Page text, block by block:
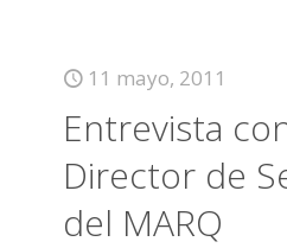
11 mayo, 2011
Entrevista
Director de
del MARQ